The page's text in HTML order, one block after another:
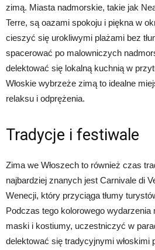
zimą. Miasta nadmorskie, takie jak
Terre, są oazami spokoju i piękna w
cieszyć się urokliwymi plażami bez
spacerować po malowniczych
delektować się lokalną kuchnią w
Włoskie wybrzeże zimą to idealne
relaksu i odprężenia.
Tradycje i festiwale
Zima we Włoszech to również czas
najbardziej znanych jest Carnivale di
Wenecji, który przyciąga tłumy
Podczas tego kolorowego wydarzenia
maski i kostiumy, uczestniczyć w
delektować się tradycyjnymi włoskimi